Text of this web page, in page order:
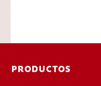
PRODUCTOS